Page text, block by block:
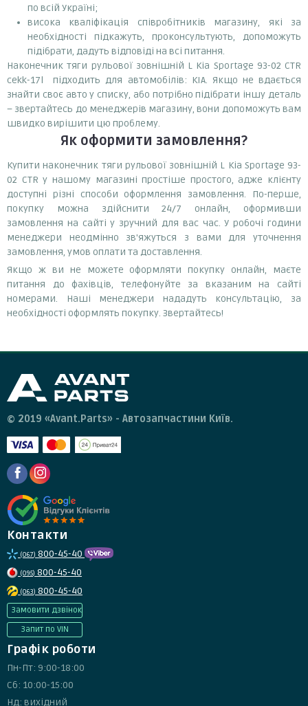
по всій Україні;
висока кваліфікація співробітників магазину, які за
необхідності підкажуть, проконсультують, допоможуть
підібрати, дадуть відповіді на всі питання.
Наконечник тяги рульової зовнішній L Kia Sportage 93-02 CTR
cekk-17l підходить для автомобілів: KIA. Якщо не вдається
знайти своє авто у списку, або потрібно підібрати іншу деталь
– звертайтесь до менеджерів магазину, вони допоможуть вам
швидко вирішити цю проблему.
Як оформити замовлення?
Купити наконечник тяги рульової зовнішній L Kia Sportage 93-
02 CTR у нашому магазині простіше простого, адже клієнту
доступні різні способи оформлення замовлення. По-перше,
покупку можна здійснити 24/7 онлайн, оформивши
замовлення на сайті у зручний для вас час. У робочі години
менеджери неодмінно зв'яжуться з вами для уточнення
замовлення, умов оплати та доставлення.
Якщо ж ви не можете оформляти покупку онлайн, маєте
питання до фахівців, телефонуйте за вказаним на сайті
номерами. Наші менеджери нададуть консультацію, за
необхідності оформлять покупку. Звертайтесь!
© 2019 «Avant.Parts» - Автозапчастини Київ.
Контакти
(067) 800-45-40
(095) 800-45-40
(063) 800-45-40
Замовити дзвінок
Запит по VIN
Графік роботи
Пн-Пт: 9:00-18:00
Сб: 10:00-15:00
Нд: вихідний